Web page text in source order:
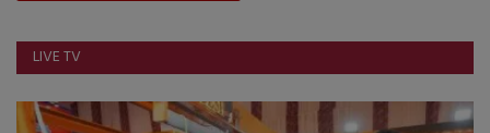
સ્થાનિક સમાચાર
સ્પોર્ટ્સ
LIVE TV